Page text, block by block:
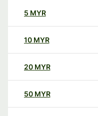
5 MYR
10 MYR
20 MYR
50 MYR